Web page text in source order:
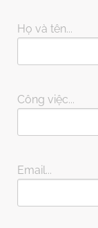
Họ và tên...
Công việc...
Email...